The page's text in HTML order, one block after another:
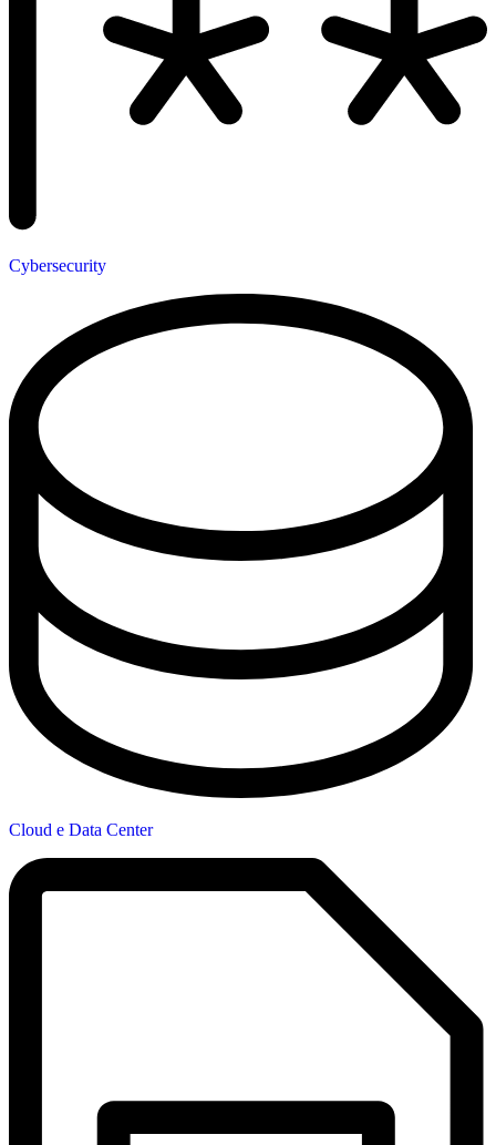
Cybersecurity
Cloud e Data Center